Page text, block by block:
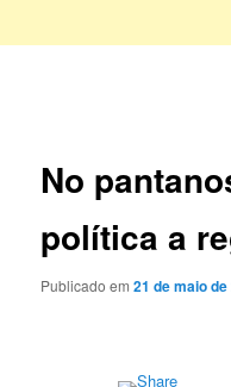
No
política a
Publicado em21 de maio